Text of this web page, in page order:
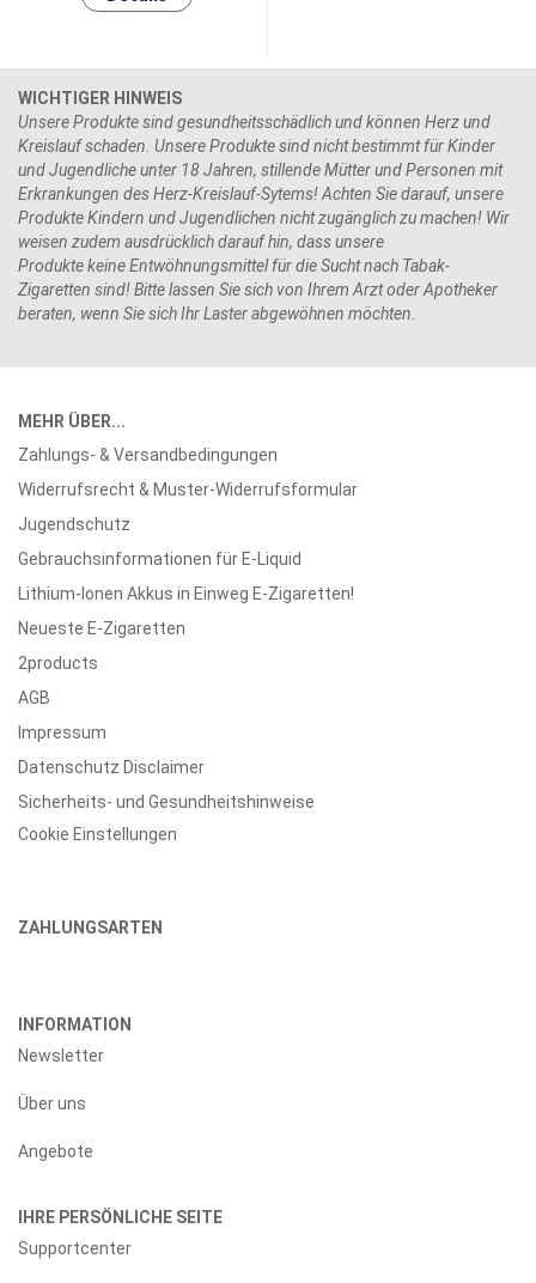
WICHTIGER HINWEIS
Unsere Produkte sind gesundheitsschädlich und können Herz und
Kreislauf schaden. Unsere Produkte sind nicht bestimmt für Kinder
und Jugendliche unter 18 Jahren, stillende Mütter und Personen mit
Erkrankungen des Herz-Kreislauf-Sytems! Achten Sie darauf, unsere
Produkte Kindern und Jugendlichen nicht zugänglich zu machen! Wir
weisen zudem ausdrücklich darauf hin, dass unsere
Produkte keine Entwöhnungsmittel für die Sucht nach Tabak-
Zigaretten sind! Bitte lassen Sie sich von Ihrem Arzt oder Apotheker
beraten, wenn Sie sich Ihr Laster abgewöhnen möchten.
MEHR ÜBER...
Zahlungs- & Versandbedingungen
Widerrufsrecht & Muster-Widerrufsformular
Jugendschutz
Gebrauchsinformationen für E-Liquid
Lithium-Ionen Akkus in Einweg E-Zigaretten!
Neueste E-Zigaretten
2products
AGB
Impressum
Datenschutz Disclaimer
Sicherheits- und Gesundheitshinweise
Cookie Einstellungen
ZAHLUNGSARTEN
INFORMATION
Newsletter
Über uns
Angebote
IHRE PERSÖNLICHE SEITE
Supportcenter